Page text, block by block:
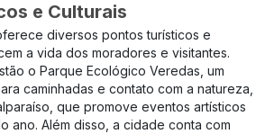
e Culturais
diversos pontos turísticos e
a vida dos moradores e visitantes.
o Parque Ecológico Veredas, um
caminhadas e contato com a natureza,
que promove eventos artísticos
ano. Além disso, a cidade conta com